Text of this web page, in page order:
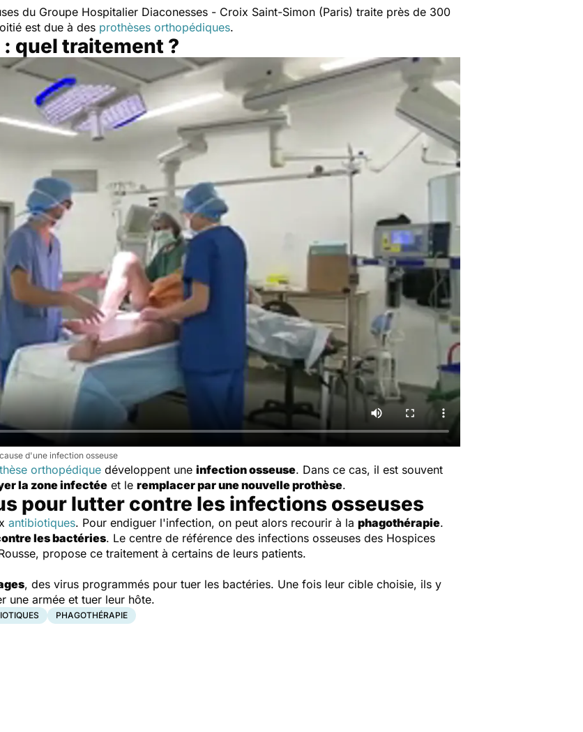
du Groupe Hospitalier Diaconesses - Croix Saint-Simon (Paris) traite près de 300
est due à des prothèses orthopédiques.
quel traitement ?
d'une infection osseuse
orthopédique développent une infection osseuse. Dans ce cas, il est souvent
la zone infectée et le remplacer par une nouvelle prothèse.
pour lutter contre les infections osseuses
antibiotiques. Pour endiguer l'infection, on peut alors recourir à la phagothérapie.
les bactéries. Le centre de référence des infections osseuses des Hospices
propose ce traitement à certains de leurs patients.
, des virus programmés pour tuer les bactéries. Une fois leur cible choisie, ils y
une armée et tuer leur hôte.
PHAGOTHÉRAPIE